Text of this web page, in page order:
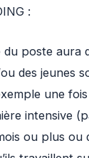
:
du poste aura
des jeunes
une
intensive
ou plus ou